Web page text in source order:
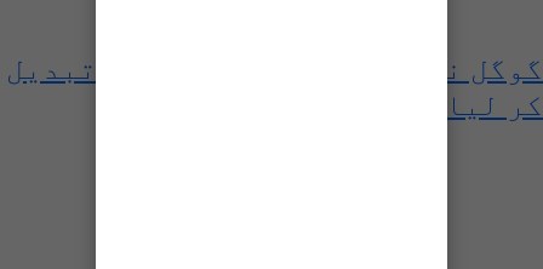
گوگل نے 10 سال بعد اپنا لوگو تبدیل
کر لیا